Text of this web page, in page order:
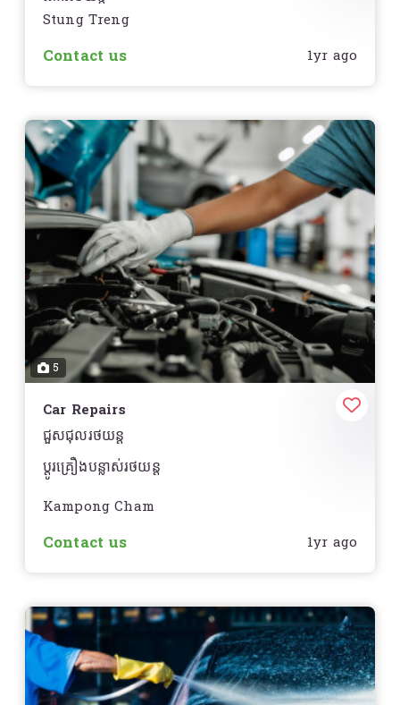
ពិនិត្យរថយន្ត
Stung Treng
Contact us 1yr ago
5
Car Repairs
ជួសជុលរថយន្ត
ប្តូរគ្រឿងបន្លាស់រថយន្ត
Kampong Cham
Contact us 1yr ago